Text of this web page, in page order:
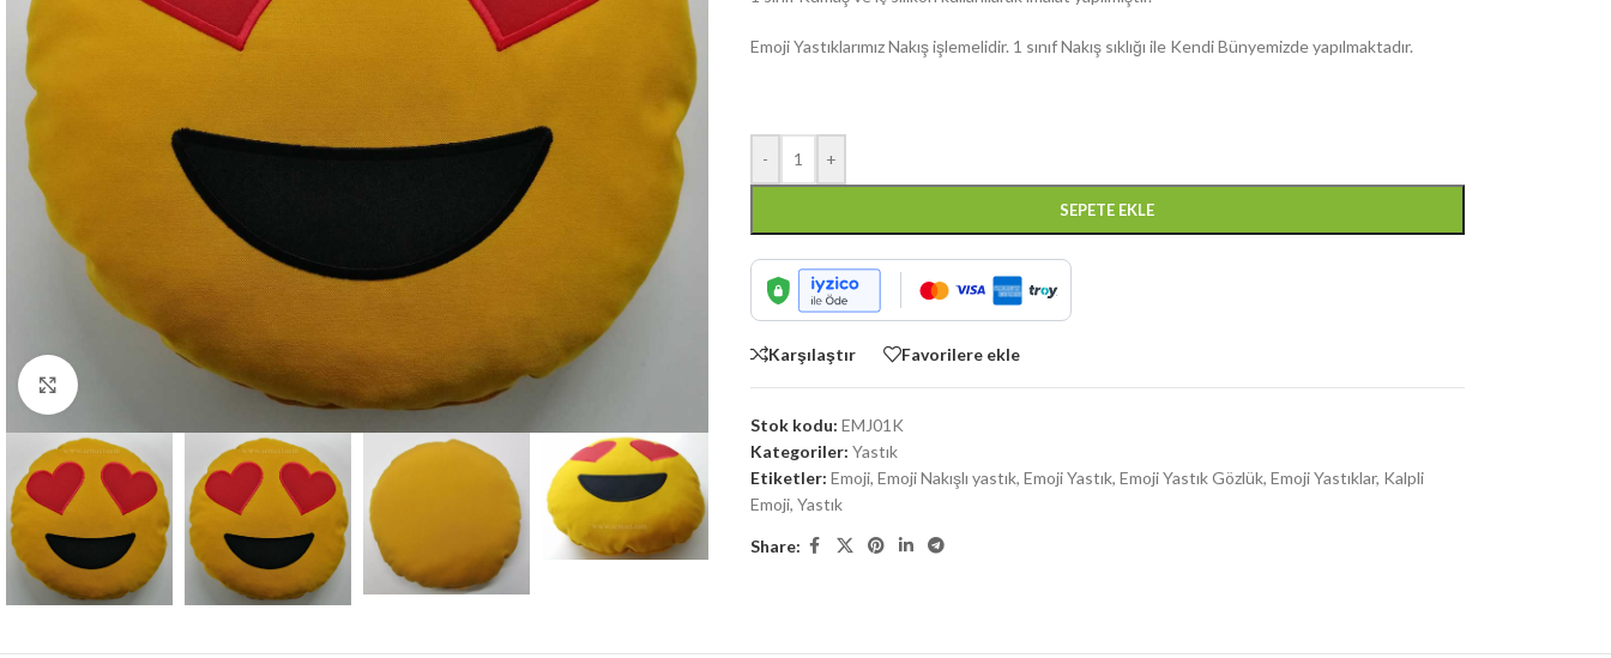
Büyütmek için tıklayın
Emoji Yastıklarımız Nakış işlemelidir. 1 sınıf Nakış sıklığı ile Kendi Bünyemizde yapılmaktadır.
- +
SEPETE EKLE
Karşılaştır Favorilere ekle
Stok kodu: EMJ01K
Kategoriler: Yastık
Etiketler: Emoji, Emoji Nakışlı yastık, Emoji Yastık, Emoji Yastık Gözlük, Emoji Yastıklar, Kalpli
Emoji, Yastık
Share: